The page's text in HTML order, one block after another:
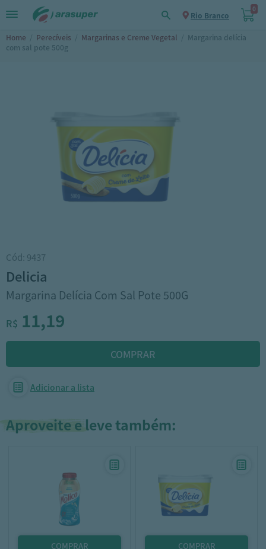
Rio Branco
0
Home / Perecíveis / Margarinas e Creme Vegetal / Margarina delícia
com sal pote 500g
Cód: 9437
delicia
Margarina Delícia Com Sal Pote 500G
R$ 11,19
Adicionar a lista
Aproveite e leve também: